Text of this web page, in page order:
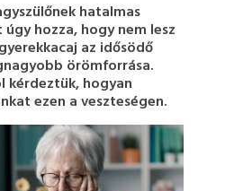
hatalmas
hozza, hogy nem lesz
az idősödő
örömforrása.
kérdeztük, hogyan
ezen a veszteségen.